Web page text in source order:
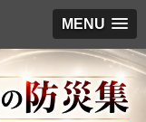
MENU